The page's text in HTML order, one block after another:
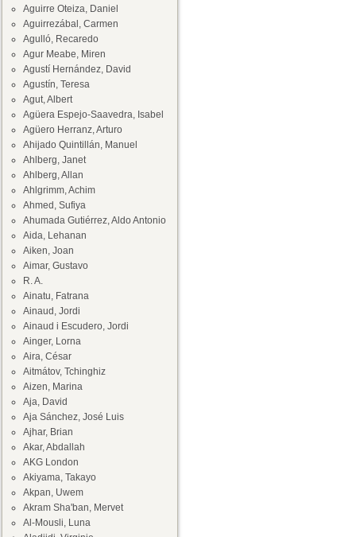
Aguirre Oteiza, Daniel
Aguirrezábal, Carmen
Agulló, Recaredo
Agur Meabe, Miren
Agustí Hernández, David
Agustín, Teresa
Agut, Albert
Agüera Espejo-Saavedra, Isabel
Agüero Herranz, Arturo
Ahijado Quintillán, Manuel
Ahlberg, Janet
Ahlberg, Allan
Ahlgrimm, Achim
Ahmed, Sufiya
Ahumada Gutiérrez, Aldo Antonio
Aida, Lehanan
Aiken, Joan
Aimar, Gustavo
R. A.
Ainatu, Fatrana
Ainaud, Jordi
Ainaud i Escudero, Jordi
Ainger, Lorna
Aira, César
Aitmátov, Tchinghiz
Aizen, Marina
Aja, David
Aja Sánchez, José Luis
Ajhar, Brian
Akar, Abdallah
AKG London
Akiyama, Takayo
Akpan, Uwem
Akram Sha'ban, Mervet
Al-Mousli, Luna